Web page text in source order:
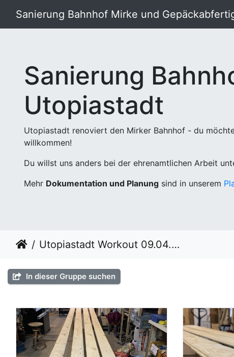
Sanierung Bahnhof Mirke und
Sanierung
Utopiastadt
Utopiastadt renoviert den Mirker Bahnhof - du
willkommen!
Du willst uns anders bei der ehrenamtlichen Arbeit
Mehr Dokumentation und Planung sind in unserem
Utopiastadt Workout 09.04.22
In dieser Gruppe suchen